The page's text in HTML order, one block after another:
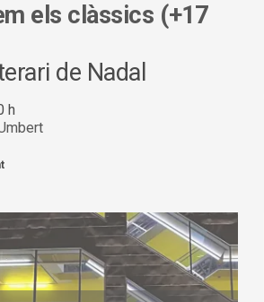
els clàssics (+17
de Nadal
h